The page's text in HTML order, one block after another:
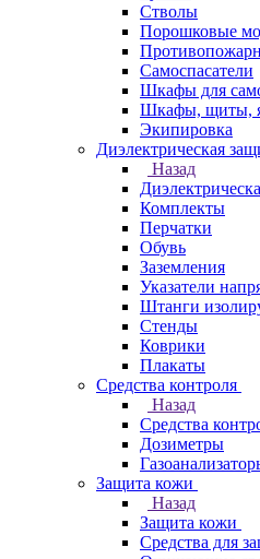
Стволы
Порошковые
Самоспасатели
Шкафы для
Шкафы, щиты,
Экипировка
Диэлектрическая
Назад
Комплекты
Перчатки
Обувь
Заземления
Указатели
Штанги
Стенды
Коврики
Плакаты
Средства контроля
Назад
Средства
Дозиметры
Защита кожи
Назад
Защита кожи
Средства для